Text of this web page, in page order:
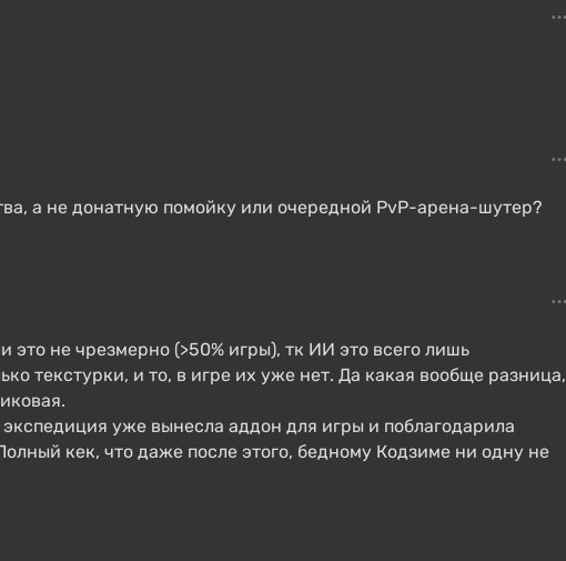
а не донатную помойку или очередной PvP-арена-шутер?
не чрезмерно (>50% игры), тк ИИ это всего лишь
текстурки, и то, в игре их уже нет. Да какая вообще разница,
уже вынесла аддон для игры и поблагодарила
кек, что даже после этого, бедному Кодзиме ни одну не